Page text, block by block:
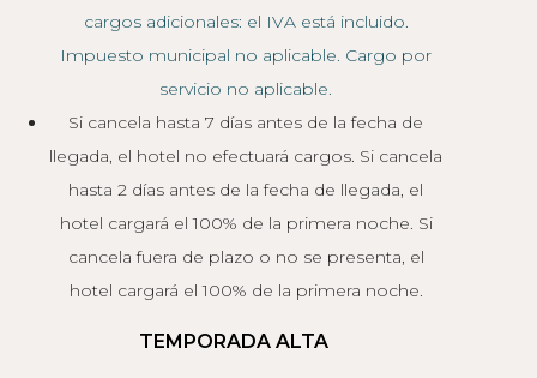
cargos adicionales: el IVA está incluido.
Impuesto municipal no aplicable. Cargo por
servicio no aplicable.
Si cancela hasta 7 días antes de la fecha de
llegada, el hotel no efectuará cargos. Si cancela
hasta 2 días antes de la fecha de llegada, el
hotel cargará el 100% de la primera noche. Si
cancela fuera de plazo o no se presenta, el
hotel cargará el 100% de la primera noche.
TEMPORADA ALTA